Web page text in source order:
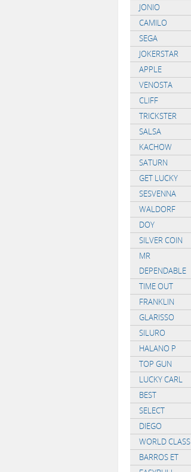
JONIO
CAMILO
SEGA
JOKERSTAR
APPLE
VENOSTA
CLIFF
TRICKSTER
SALSA
KACHOW
SATURN
GET LUCKY
SESVENNA
WALDORF
DOY
SILVER COIN
MR
DEPENDABLE
TIME OUT
FRANKLIN
GLARISSO
SILURO
HALANO P
TOP GUN
LUCKY CARL
BEST
SELECT
DIEGO
WORLD CLASS
BARROS ET